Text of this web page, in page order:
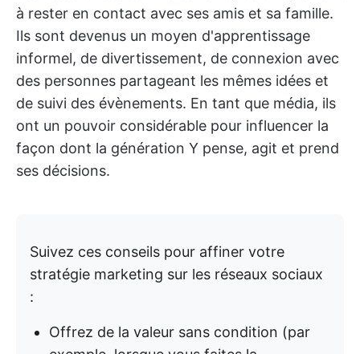
à rester en contact avec ses amis et sa famille.
Ils sont devenus un moyen d'apprentissage
informel, de divertissement, de connexion avec
des personnes partageant les mêmes idées et
de suivi des évènements. En tant que média, ils
ont un pouvoir considérable pour influencer la
façon dont la génération Y pense, agit et prend
ses décisions.
Suivez ces conseils pour affiner votre
stratégie marketing sur les réseaux sociaux
:
Offrez de la valeur sans condition (par